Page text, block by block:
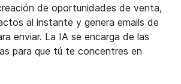
de oportunidades de venta,
al instante y genera emails de
enviar. La IA se encarga de las
para que tú te concentres en